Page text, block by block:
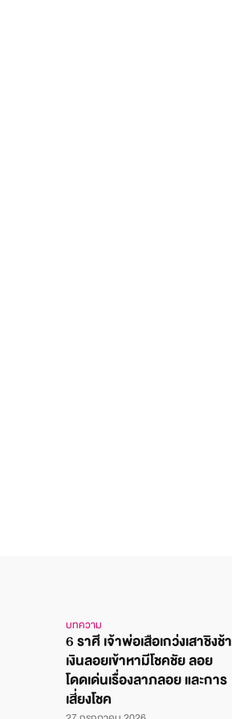
บทความ
6 ราศี เจ้าพ่อเสือเกว่งเสาชิงช้า
เงินลอยเข้าหามีโชคชัย ลอย
โดดเด่นเรื่องลาภลอย และการ
เสี่ยงโชค